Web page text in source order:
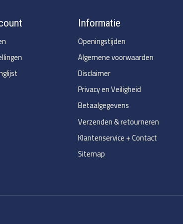
Informatie
Openingstijden
Algemene voorwaarden
Disclaimer
Privacy en Veiligheid
Betaalgegevens
Verzenden & retourneren
Klantenservice + Contact
Sitemap